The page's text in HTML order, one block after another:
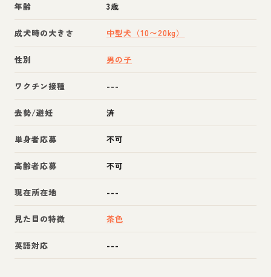
年齢 3歳
成犬時の大きさ 中型犬（10〜20kg）
性別 男の子
ワクチン接種 ---
去勢/避妊 済
単身者応募 不可
高齢者応募 不可
現在所在地 ---
見た目の特徴 茶色
英語対応 ---